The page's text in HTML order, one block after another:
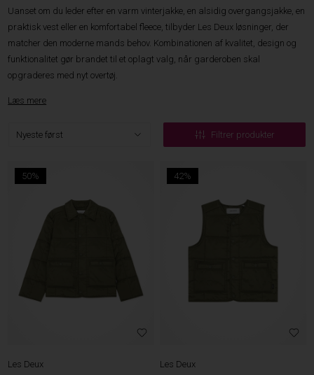
Uanset om du leder efter en varm vinterjakke, en alsidig overgangsjakke, en
praktisk vest eller en komfortabel fleece, tilbyder Les Deux løsninger, der
matcher den moderne mands behov. Kombinationen af kvalitet, design og
funktionalitet gør brandet til et oplagt valg, når garderoben skal
opgraderes med nyt overtøj.
Læs mere
Filtrer produkter
50%
Les Deux
42%
Les Deux